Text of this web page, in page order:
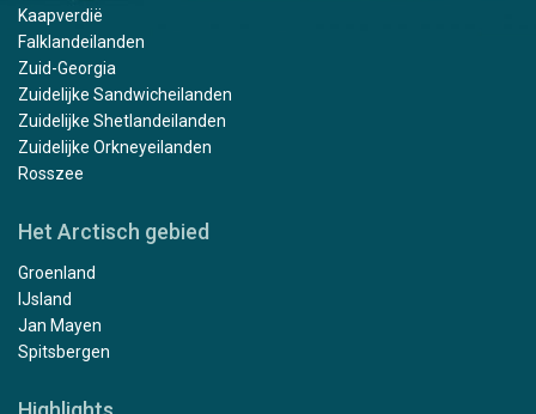
Kaapverdië
Falklandeilanden
Zuid-Georgia
Zuidelijke Sandwicheilanden
Zuidelijke Shetlandeilanden
Zuidelijke Orkneyeilanden
Rosszee
Het Arctisch gebied
Groenland
IJsland
Jan Mayen
Spitsbergen